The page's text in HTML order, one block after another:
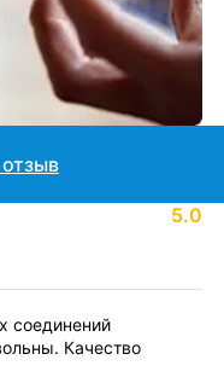
соединений
Качество
5.0